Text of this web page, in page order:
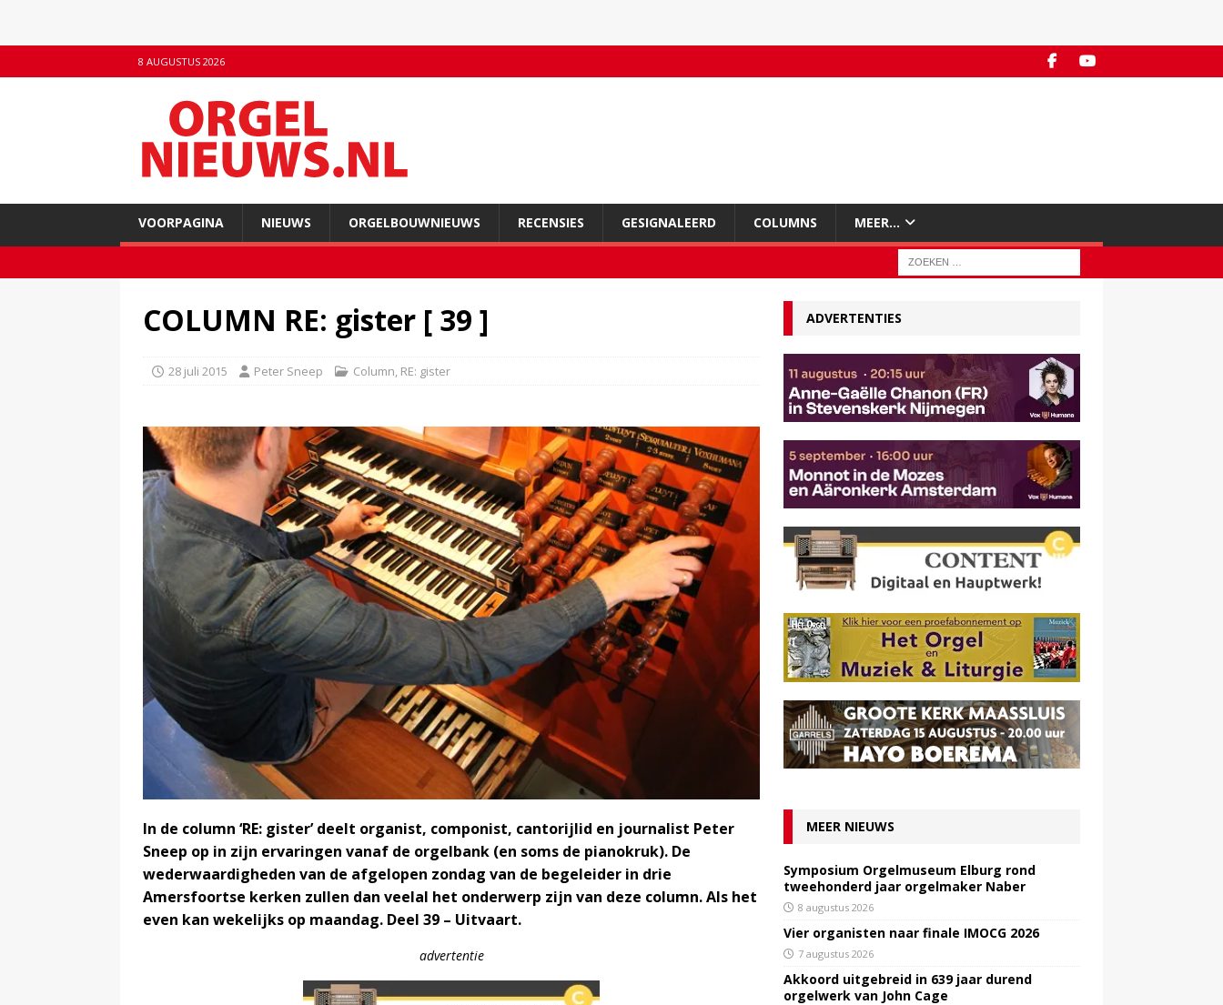
8 AUGUSTUS 2026
VOORPAGINA NIEUWS ORGELBOUWNIEUWS RECENSIES GESIGNALEERD COLUMNS MEER…
COLUMN RE: gister [ 39 ]
28 juli 2015 Peter Sneep Column, RE: gister
In de column ‘RE: gister’ deelt organist, componist, cantorijlid en journalist Peter
Sneep op in zijn ervaringen vanaf de orgelbank (en soms de pianokruk). De
wederwaardigheden van de afgelopen zondag van de begeleider in drie
Amersfoortse kerken zullen dan veelal het onderwerp zijn van deze column. Als het
even kan wekelijks op maandag. Deel 39 – Uitvaart.
advertentie
ADVERTENTIES
MEER NIEUWS
Symposium Orgelmuseum Elburg rond
tweehonderd jaar orgelmaker Naber
8 augustus 2026
Vier organisten naar finale IMOCG 2026
7 augustus 2026
Akkoord uitgebreid in 639 jaar durend
orgelwerk van John Cage